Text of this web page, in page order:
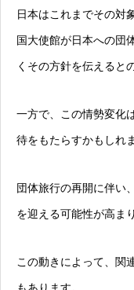
日本はこれまでその対
国大使館が日本への団
くその方針を伝えると
一方で、この情勢変化
待をもたらすかもしれ
団体旅行の再開に伴い
を迎える可能性が高ま
この動きによって、関